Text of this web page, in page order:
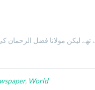
لیکن مولانا فضل
, World